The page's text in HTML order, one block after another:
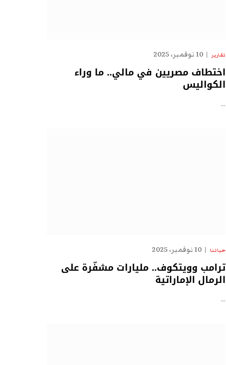
تقارير 10 نوفمبر، 2025
اختطاف مصريين في مالي.. ما وراء
الكواليس
…
حياتنا 10 نوفمبر، 2025
ترامب وويتكوف.. مليارات مشفّرة على
الرمال الإماراتية
…